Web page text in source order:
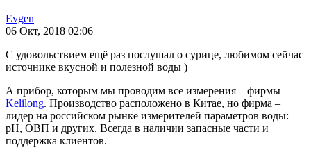
Evgen
06 Окт, 2018 02:06
С удовольствием ещё раз послушал о сурице, любимом сейчас
источнике вкусной и полезной воды )
А прибор, которым мы проводим все измерения – фирмы
Kelilong. Производство расположено в Китае, но фирма –
лидер на российском рынке измерителей параметров воды:
pH, ОВП и других. Всегда в наличии запасные части и
поддержка клиентов.